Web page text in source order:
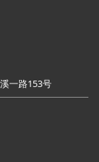
一路153号